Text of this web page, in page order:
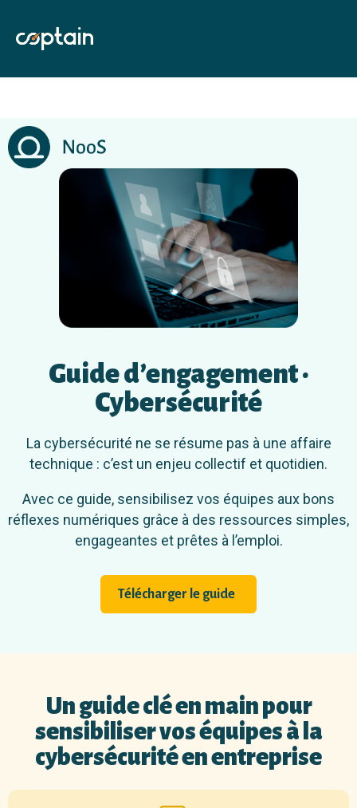
Guide d’engagement ·
Cybersécurité
La cybersécurité ne se résume pas à une affaire
technique : c’est un enjeu collectif et quotidien.
Avec ce guide, sensibilisez vos équipes aux bons
réflexes numériques grâce à des ressources simples,
engageantes et prêtes à l’emploi.
Télécharger le guide
Un guide clé en main pour
sensibiliser vos équipes à la
cybersécurité en entreprise